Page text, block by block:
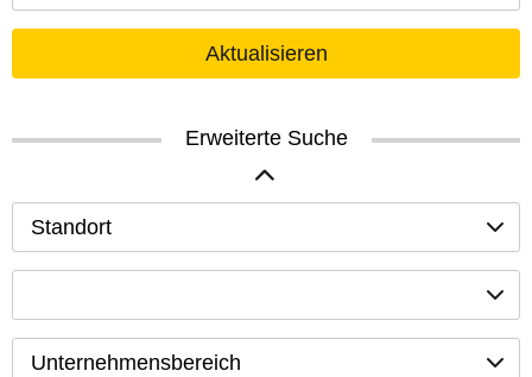
Aktualisieren
Erweiterte Suche
Standort
Unternehmensbereich